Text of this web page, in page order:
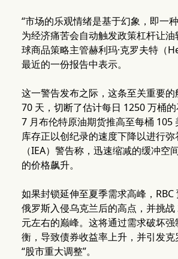
“市场的乐观情绪是基于幻象，即一
为经济痛苦会自动触发政策杠杆让油
球商品策略主管赫利玛·克罗夫特（
最近的一份报告中表示。
这一警告发布之际，这条至关重要
70 天，切断了估计每日 1250 万桶
7 月布伦特原油期货推高至每桶 105
库存正以创纪录的速度下降以进行
（IEA）警告称，迅速缩减的缓冲空
的价格飙升。
如果封锁延伸至夏季需求高峰，RBC
俄罗斯入侵乌克兰后的高点，并挑战
元左右的巅峰。这将通过需求破坏
衡，导致债券收益率上升，并引发
“股市重大调整”。